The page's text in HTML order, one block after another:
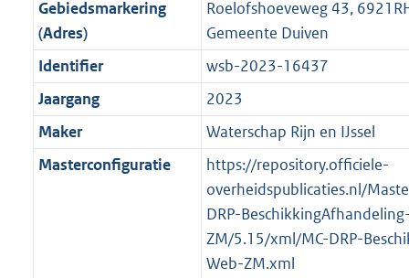
f
o
m
a
a
b
n
f
r
m
a
b
i
n
o
r
m
b
e
i
f
o
r
m
7
o
o
t
t
e
:
2
K
b
r
o
o
t
e
:
2
K
b
Gebiedsmarkering
(Adres)
Roelofshoeveweg 43,
Gemeente Duiven
Identifier
wsb-2023-16437
Jaargang
2023
Maker
Waterschap Rijn en IJssel
Masterconfiguratie
https://repository.officiele-
overheidspublicaties.nl/
DRP-
ZM/5.15/xml/MC-DRP-
Web-ZM.xml